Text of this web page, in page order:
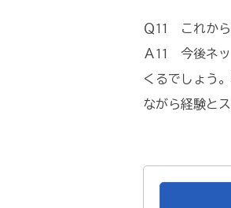
Ｑ11 これから
Ａ11 今後ネッ
くるでしょう
ながら経験と